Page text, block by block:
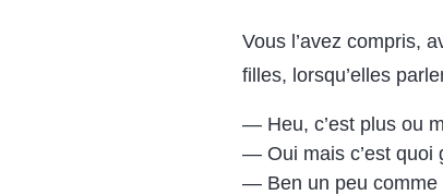
Vous l’avez compris,
filles, lorsqu’elles
— Heu, c’est plus ou
— Oui mais c’est quoi
— Ben un peu